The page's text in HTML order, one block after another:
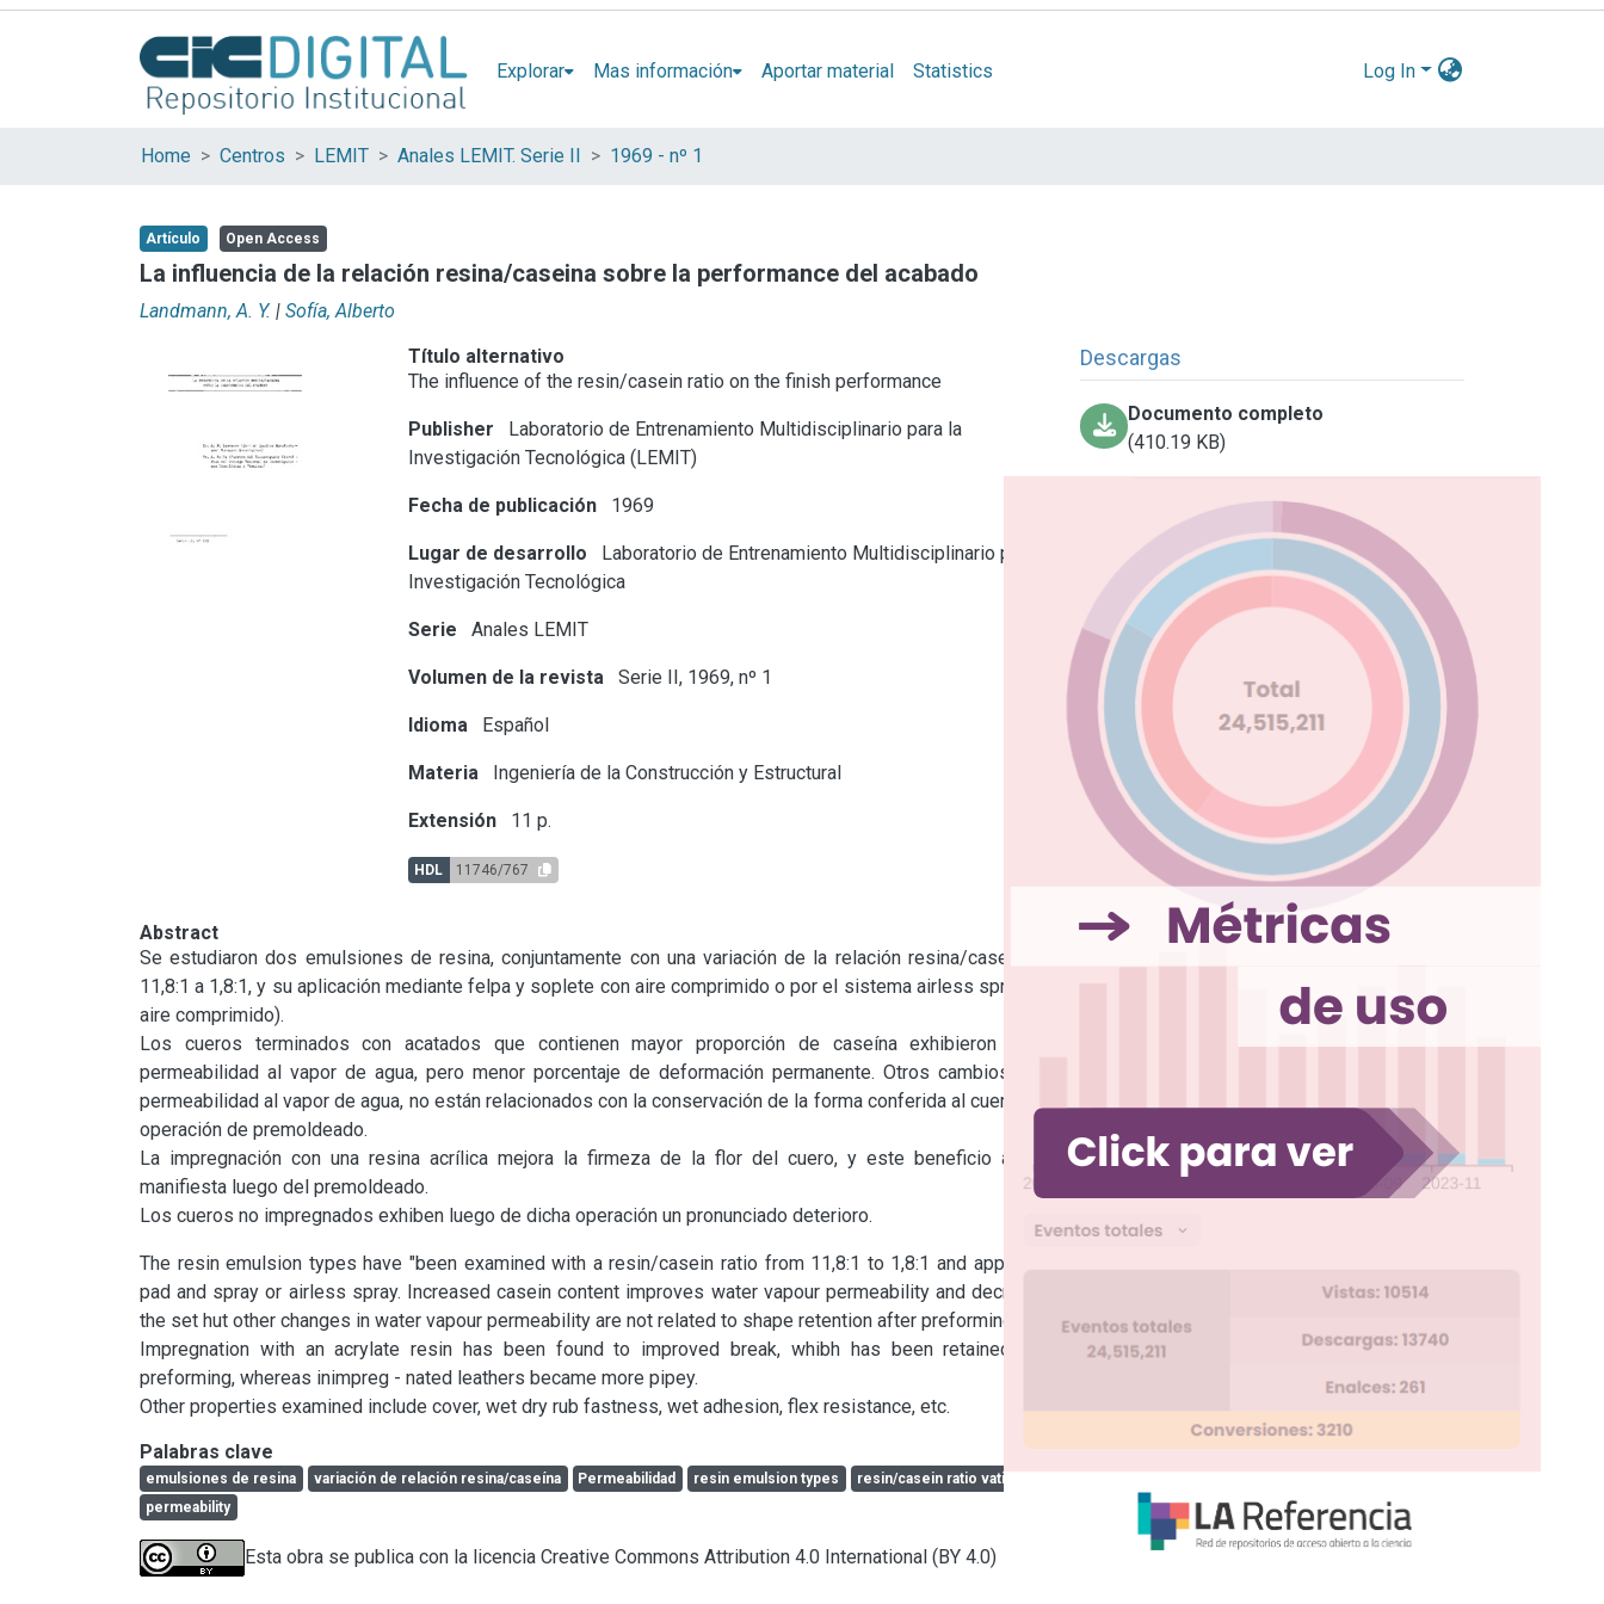
Explorar Mas información Aportar material Statistics Log In
Home Centros LEMIT Anales LEMIT. Serie II 1969 - nº 1
Artículo Open Access
La influencia de la relación resina/caseina sobre la performance del acabado
Landmann, A. Y. | Sofía, Alberto
Título alternativo
The influence of the resin/casein ratio on the finish performance
Publisher
Laboratorio de Entrenamiento Multidisciplinario para la
Investigación Tecnológica (LEMIT)
Fecha de publicación 1969
Lugar de desarrollo
Laboratorio de Entrenamiento Multidisciplinario para la
Investigación Tecnológica
Serie Anales LEMIT
Volumen de la revista Serie II, 1969, nº 1
Idioma Español
Materia Ingeniería de la Construcción y Estructural
Extensión 11 p.
HDL 11746/767
Descargas
Documento completo
(410.19 KB)
Abstract
Se estudiaron dos emulsiones de resina, conjuntamente con una variación de la relación resina/caseína de
11,8:1 a 1,8:1, y su aplicación mediante felpa y soplete con aire comprimido o por el sistema airless spray (sin
aire comprimido).
Los cueros terminados con acatados que contienen mayor proporción de caseína exhibieron mayor
permeabilidad al vapor de agua, pero menor porcentaje de deformación permanente. Otros cambios en la
permeabilidad al vapor de agua, no están relacionados con la conservación de la forma conferida al cuero en la
operación de premoldeado.
La impregnación con una resina acrílica mejora la firmeza de la flor del cuero, y este beneficio aún se
manifiesta luego del premoldeado.
Los cueros no impregnados exhiben luego de dicha operación un pronunciado deterioro.
The resin emulsion types have "been examined with a resin/casein ratio from 11,8:1 to 1,8:1 and applied hy
pad and spray or airless spray. Increased casein content improves water vapour permeability and decreases
the set hut other changes in water vapour permeability are not related to shape retention after preforming.
Impregnation with an acrylate resin has been found to improved break, whibh has been retained after
preforming, whereas inimpreg - nated leathers became more pipey.
Other properties examined include cover, wet dry rub fastness, wet adhesion, flex resistance, etc.
Palabras clave
emulsiones de resina variación de relación resina/caseína Permeabilidad resin emulsion types
resin/casein ratio vatiarion
permeability
Esta obra se publica con la licencia Creative Commons Attribution 4.0 International (BY 4.0)